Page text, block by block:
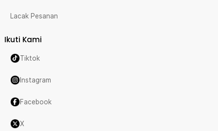
Lacak Pesanan
Ikuti Kami
Tiktok
Instagram
Facebook
X